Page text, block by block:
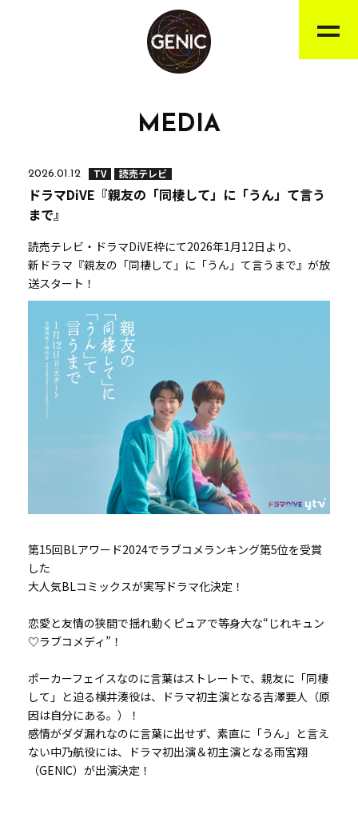
MEDIA
2026.01.12 TV 読売テレビ
ドラマDiVE『親友の「同棲して」に「うん」て言う
まで』
読売テレビ・ドラマDiVE枠にて2026年1月12日より、
新ドラマ『親友の「同棲して」に「うん」て言うまで』が放
送スタート！
第15回BLアワード2024でラブコメランキング第5位を受賞
した
大人気BLコミックスが実写ドラマ化決定！
恋愛と友情の狭間で揺れ動くピュアで等身大な“じれキュン
♡ラブコメディ”！
ポーカーフェイスなのに言葉はストレートで、親友に「同棲
して」と迫る横井湊役は、ドラマ初主演となる吉澤要人（原
因は自分にある。）！
感情がダダ漏れなのに言葉に出せず、素直に「うん」と言え
ない中乃航役には、ドラマ初出演＆初主演となる雨宮翔
（GENIC）が出演決定！